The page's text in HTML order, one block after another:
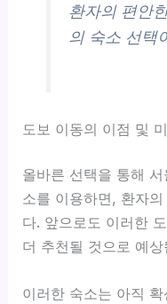
환자의 편안
의 숙소 선택
도보 이동의 이점 및
올바른 선택을 통해
소를 이용하면, 환자
다. 앞으로도 이러한
더 추천될 것으로 예상
이러한 숙소는 아직